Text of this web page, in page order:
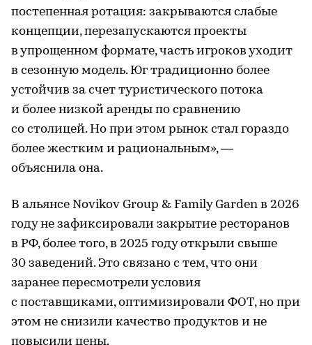
постепенная ротация: закрываются слабые
концепции, перезапускаются проекты
в упрощенном формате, часть игроков уходит
в сезонную модель. Юг традиционно более
устойчив за счет туристического потока
и более низкой аренды по сравнению
со столицей. Но при этом рынок стал гораздо
более жестким и рациональным», —
объяснила она.
В альянсе Novikov Group & Family Garden в 2026
году не зафиксировали закрытие ресторанов
в РФ, более того, в 2025 году открыли свыше
30 заведений. Это связано с тем, что они
заранее пересмотрели условия
с поставщиками, оптимизировали ФОТ, но при
этом не снизили качество продуктов и не
повысили цены.